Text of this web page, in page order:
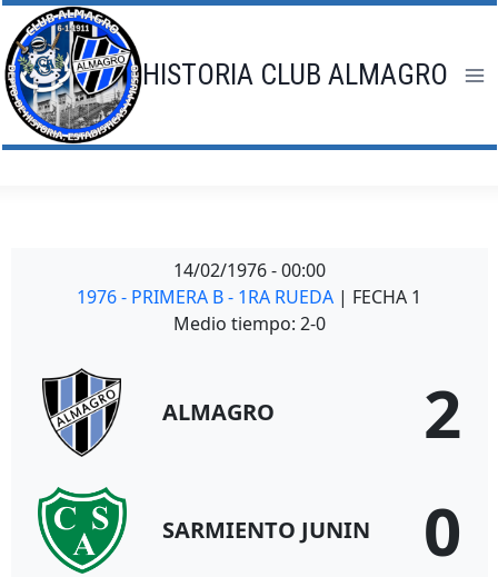
Saltar
al
contenido
HISTORIA CLUB ALMAGRO
14/02/1976 - 00:00
1976 - PRIMERA B - 1RA RUEDA | FECHA 1
Medio tiempo: 2-0
ALMAGRO 2
SARMIENTO JUNIN 0